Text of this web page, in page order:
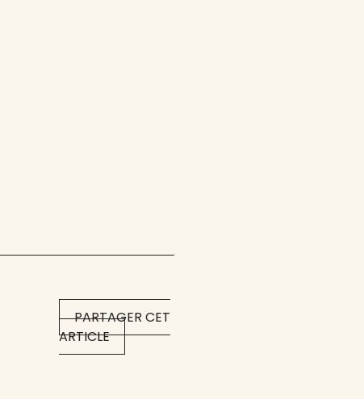
PARTAGER CET
ARTICLE